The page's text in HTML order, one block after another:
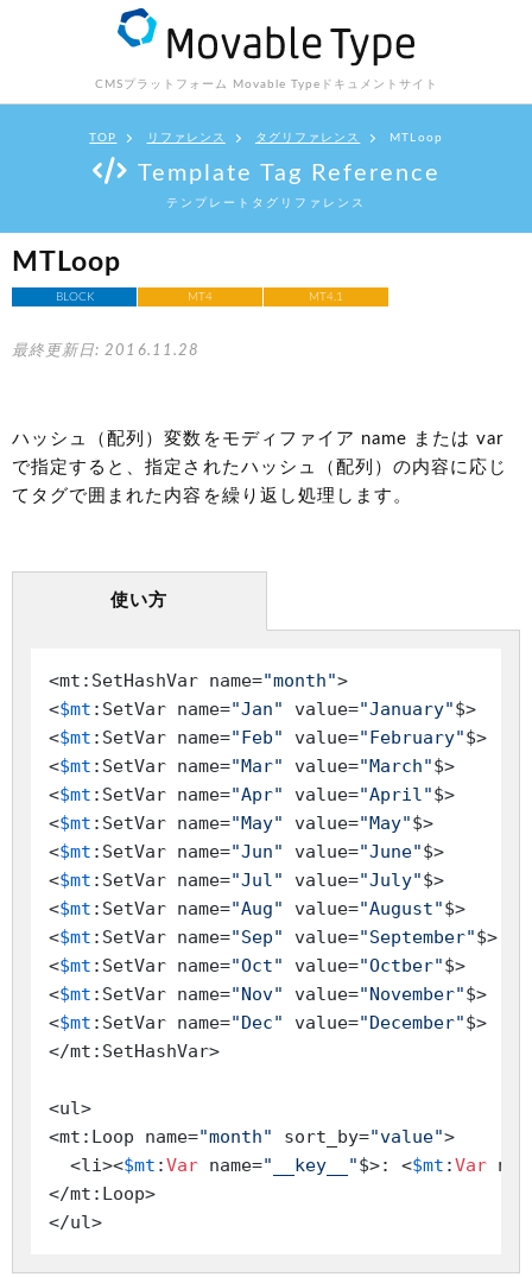
CMSプラットフォーム Movable Type ドキュメントサイト
TOP リファレンス タグリファレンス MTLoop
Template Tag Reference
テンプレートタグリファレンス
MTLoop
BLOCK MT4 MT4.1
最終更新日: 2016.11.28
ハッシュ（配列）変数をモディファイア name または var
で指定すると、指定されたハッシュ（配列）の内容に応じ
てタグで囲まれた内容を繰り返し処理します。
使い方
<mt:SetHashVar name="month">
<$mt :SetVar name="Jan" value="January"$>
<$mt :SetVar name="Feb" value="February"$>
<$mt :SetVar name="Mar" value="March"$>
<$mt :SetVar name="Apr" value="April"$>
<$mt :SetVar name="May" value="May"$>
<$mt :SetVar name="Jun" value="June"$>
<$mt :SetVar name="Jul" value="July"$>
<$mt :SetVar name="Aug" value="August"$>
<$mt :SetVar name="Sep" value="September"$>
<$mt :SetVar name="Oct" value="Octber"$>
<$mt :SetVar name="Nov" value="November"$>
<$mt :SetVar name="Dec" value="December"$>
</mt:SetHashVar>
<ul>
<mt:Loop name="month" sort_by="value">
  <li><
$mt :Var name="__key__"$>: <$mt :Var
</mt:Loop>